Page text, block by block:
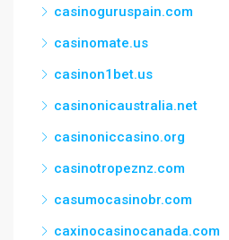
casinoguruspain.com
casinomate.us
casinon1bet.us
casinonicaustralia.net
casinoniccasino.org
casinotropeznz.com
casumocasinobr.com
caxinocasinocanada.com